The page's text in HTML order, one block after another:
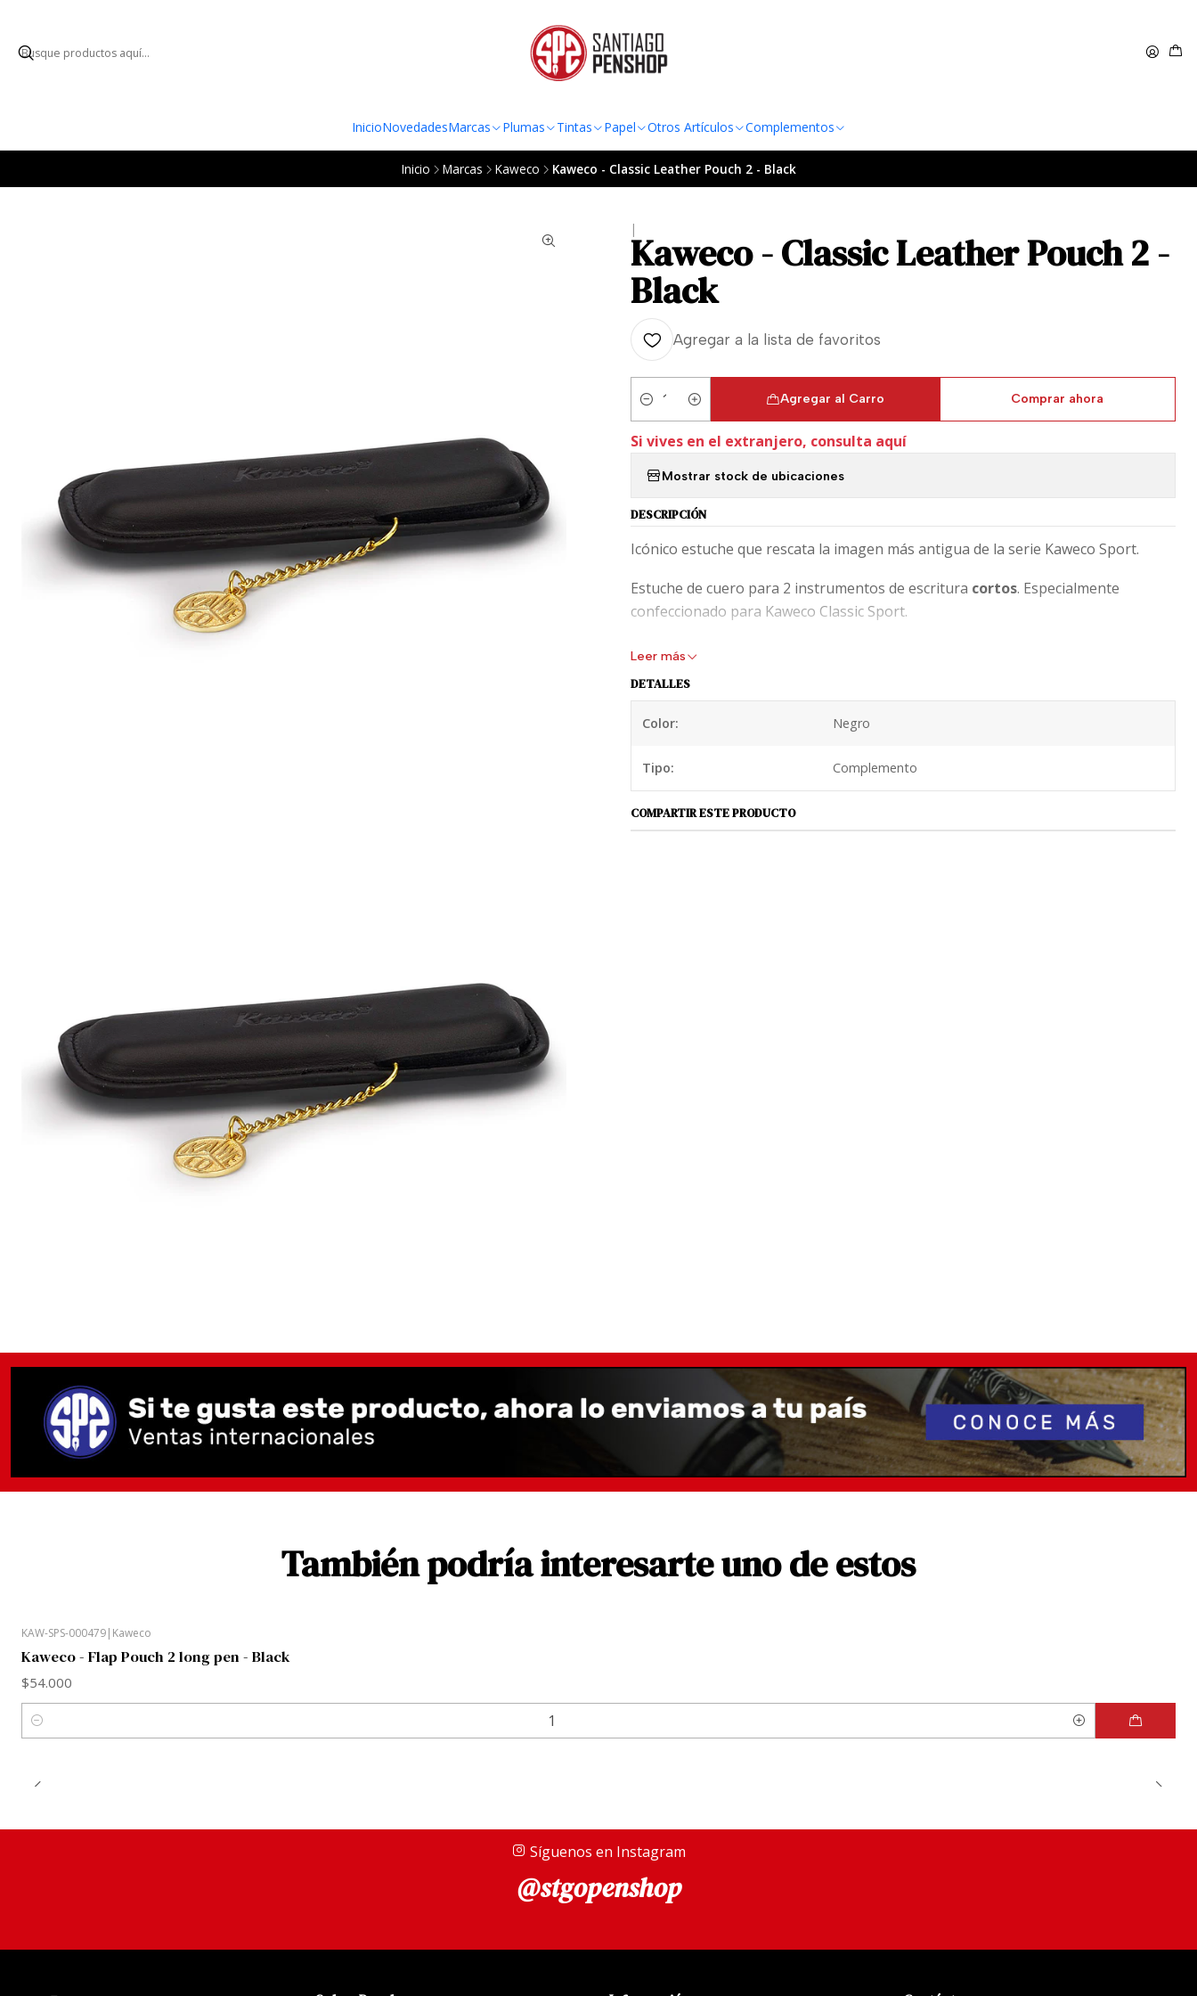
InicioNovedadesMarcas Plumas Tintas Papel Otros Artículos Complementos
Inicio Marcas Kaweco Kaweco - Classic Leather Pouch 2 - Black
|
Kaweco - Classic Leather Pouch 2 -
Black
Agregar a la lista de favoritos
Cantidad
Agregar al Carro Comprar ahora
Si vives en el extranjero, consulta aquí
Mostrar stock de ubicaciones
DESCRIPCIÓN
Icónico estuche que rescata la imagen más antigua de la serie Kaweco Sport.
Estuche de cuero para 2 instrumentos de escritura cortos. Especialmente
confeccionado para Kaweco Classic Sport.
Leer más
DETALLES
Color: Negro
Tipo: Complemento
COMPARTIR ESTE PRODUCTO
También podría interesarte uno de estos
KAW-SPS-000479| Kaweco
Kaweco - Flap Pouch 2 long pen - Black
$54.000
Cantidad
Síguenos en Instagram
@stgopenshop